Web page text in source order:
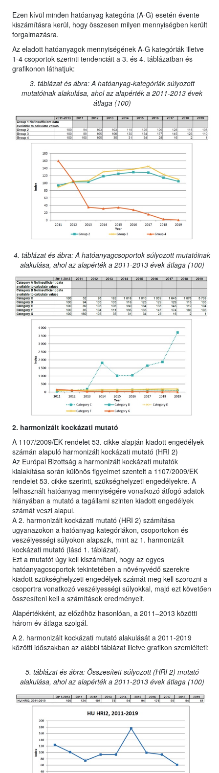
Ezen kívül minden hatóanyag kategória (A-G) esetén évente
kiszámításra kerül, hogy összesen milyen mennyiségben került
forgalmazásra.
Az eladott hatóanyagok mennyiségének A-G kategóriák illetve
1-4 csoportok szerinti tendenciáit a 3. és 4. táblázatban és
grafikonon láthatjuk:
3. táblázat és ábra: A hatóanyag-kategóriák súlyozott
mutatóinak alakulása, ahol az alapérték a 2011-2013 évek
átlaga (100)
4. táblázat és ábra: A hatóanyagcsoportok súlyozott mutatóinak
alakulása, ahol az alapérték a 2011-2013 évek átlaga (100)
2. harmonizált kockázati mutató
A 1107/2009/EK rendelet 53. cikke alapján kiadott engedélyek
számán alapuló harmonizált kockázati mutató (HRI 2)
Az Európai Bizottság a harmonizált kockázati mutatók
kialakítása során különös figyelmet szentelt a 1107/2009/EK
rendelet 53. cikke szerinti, szükséghelyzeti engedélyekre. A
felhasznált hatóanyag mennyiségére vonatkozó átfogó adatok
hiányában a mutató a tagállami szinten kiadott engedélyek
számát veszi alapul.
A 2. harmonizált kockázati mutató (HRI 2) számítása
ugyanazokon a hatóanyag-kategóriákon, csoportokon és
veszélyességi súlyokon alapszik, mint az 1. harmonizált
kockázati mutató (lásd 1. táblázat).
Ezt a mutatót úgy kell kiszámítani, hogy az egyes
hatóanyagcsoportok tekintetében a növényvédő szerekre
kiadott szükséghelyzeti engedélyek számát meg kell szorozni a
csoportra vonatkozó veszélyességi súlyokkal, majd ezt követően
összesíteni kell a számítások eredményeit.
Alapértékként, az előzőhöz hasonlóan, a 2011–2013 közötti
három év átlaga szolgál.
A 2. harmonizált kockázati mutató alakulását a 2011-2019
közötti időszakban az alábbi táblázat illetve grafikon szemlélteti:
5. táblázat és ábra: Összesített súlyozott (HRI 2) mutató
alakulása, ahol az alapérték a 2011-2013 évek átlaga (100)